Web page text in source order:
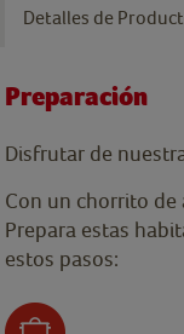
Detalles de
Preparación
Disfrutar de
Con un chorrito
Prepara estas
estos pasos: